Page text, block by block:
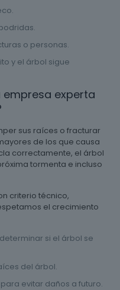
o personas.
y el árbol sigue
empresa experta
sus raíces o fracturar
de los que causa
correctamente, el árbol
tormenta e incluso
criterio técnico,
el crecimiento
si el árbol se
del árbol.
evitar daños a futuro.